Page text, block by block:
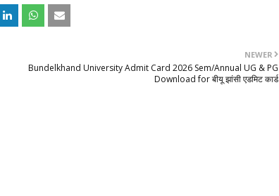
NEWER
Bundelkhand University Admit Card 2026 Sem/Annual UG & PG
Download for बीयू झांसी एडमिट कार्ड